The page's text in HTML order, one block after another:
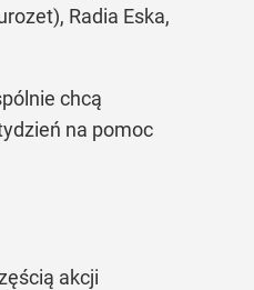
Radia Eska,
chcą
na pomoc
akcji